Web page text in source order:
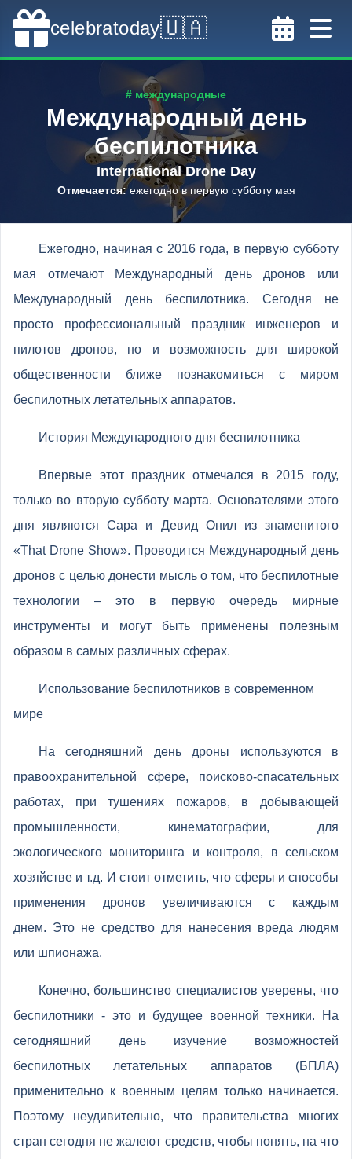
celebratoday🇺🇦
# международные
Международный день
беспилотника
International Drone Day
Отмечается:ежегодно в первую субботу мая
Ежегодно, начиная с 2016 года, в первую субботу
мая отмечают Международный день дронов или
Международный день беспилотника. Сегодня не
просто профессиональный праздник инженеров и
пилотов дронов, но и возможность для широкой
общественности ближе познакомиться с миром
беспилотных летательных аппаратов.
История Международного дня беспилотника
Впервые этот праздник отмечался в 2015 году,
только во вторую субботу марта. Основателями этого
дня являются Сара и Девид Онил из знаменитого
«That Drone Show». Проводится Международный день
дронов с целью донести мысль о том, что беспилотные
технологии – это в первую очередь мирные
инструменты и могут быть применены полезным
образом в самых различных сферах.
Использование беспилотников в современном
мире
На сегодняшний день дроны используются в
правоохранительной сфере, поисково-спасательных
работах, при тушениях пожаров, в добывающей
промышленности, кинематографии, для
экологического мониторинга и контроля, в сельском
хозяйстве и т.д. И стоит отметить, что сферы и способы
применения дронов увеличиваются с каждым
днем. Это не средство для нанесения вреда людям
или шпионажа.
Конечно, большинство специалистов уверены, что
беспилотники - это и будущее военной техники. На
сегодняшний день изучение возможностей
беспилотных летательных аппаратов (БПЛА)
применительно к военным целям только начинается.
Поэтому неудивительно, что правительства многих
стран сегодня не жалеют средств, чтобы понять, на что